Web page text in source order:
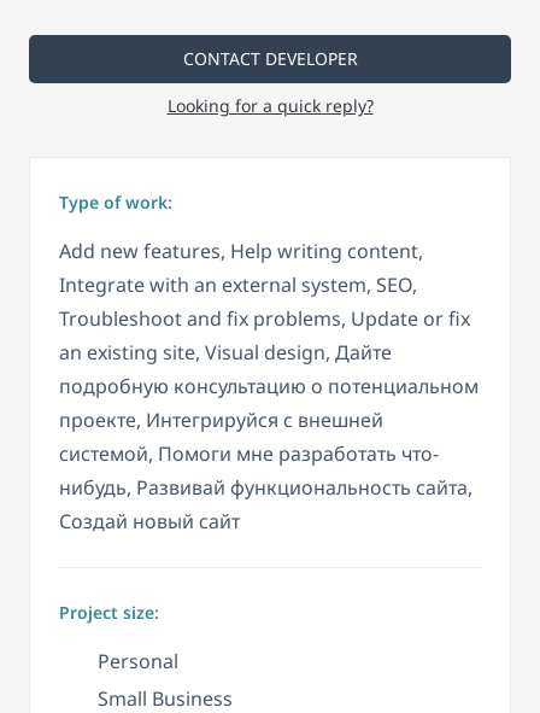
CONTACT DEVELOPER
Looking for a quick reply?
Type of work:
Add new features, Help writing content,
Integrate with an external system, SEO,
Troubleshoot and fix problems, Update or fix
an existing site, Visual design, Дайте
подробную консультацию о потенциальном
проекте, Интегрируйся с внешней
системой, Помоги мне разработать что-
нибудь, Развивай функциональность сайта,
Создай новый сайт
Project size:
Personal
Small Business